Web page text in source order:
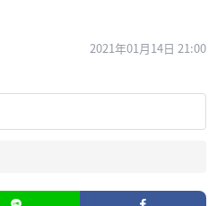
2021年01月14日 21:00